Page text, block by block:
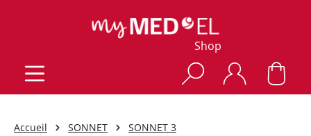
Shop
Accueil SONNET SONNET 3